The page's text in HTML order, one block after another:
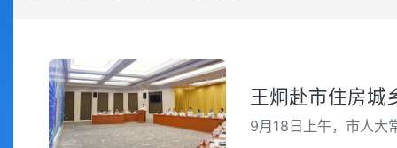
王炯赴市住房城
9月18日上午，市人大